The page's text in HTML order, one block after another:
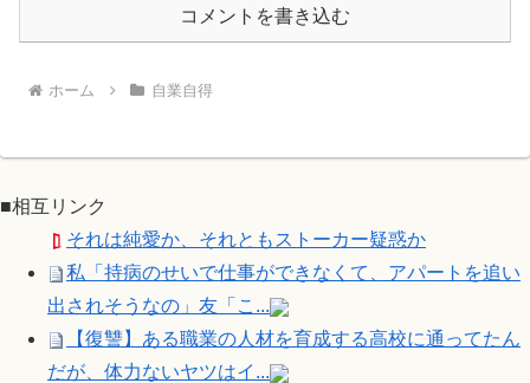
コメントを書き込む
ホーム 自業自得
■相互リンク
それは純愛か、それともストーカー疑惑か
私「持病のせいで仕事ができなくて、アパートを追い
出されそうなの」友「こ...
【復讐】ある職業の人材を育成する高校に通ってたん
だが、体力ないヤツはイ...